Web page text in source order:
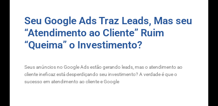
Seu Google Ads Traz Leads, Mas seu
“Atendimento ao Cliente” Ruim
“Queima” o Investimento?
Seus anúncios no Google Ads estão gerando leads, mas o atendimento ao
cliente ineficaz está desperdiçando seu investimento? A verdade é que o
sucesso em atendimento ao cliente e Google